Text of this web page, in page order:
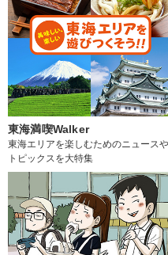
東海満喫Walker
東海エリアを楽しむためのニュースや
トピックスを大特集